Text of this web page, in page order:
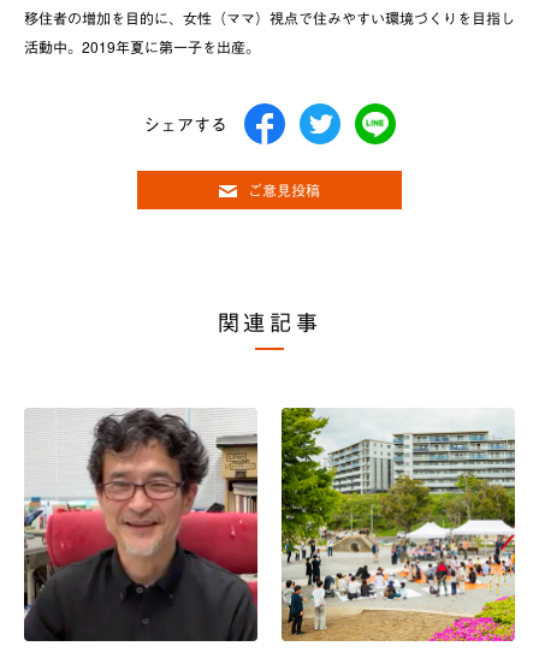
移住者の増加を目的に、女性（ママ）視点で住みやすい環境づくりを目指し
活動中。2019年夏に第一子を出産。
シェアする
ご意見投稿
関連記事